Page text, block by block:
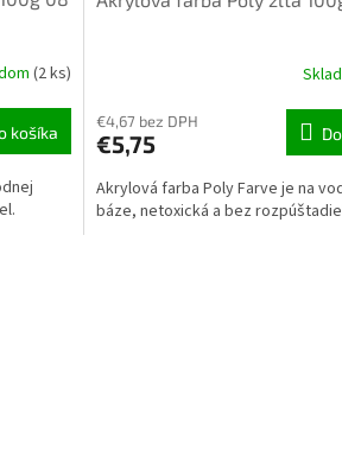
(2 ks)
košíka
€4,67 bez DPH
€5,75
Akrylová farba Poly Farve je na
báze, netoxická a bez